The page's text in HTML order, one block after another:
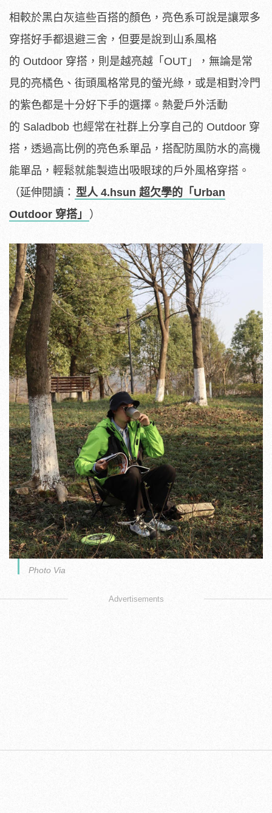
相較於黑白灰這些百搭的顏色，亮色系可說是讓眾多
穿搭好手都退避三舍，但要是說到山系風格
的 Outdoor 穿搭，則是越亮越「OUT」，無論是常
見的亮橘色、街頭風格常見的螢光綠，或是相對冷門
的紫色都是十分好下手的選擇。熱愛戶外活動
的 Saladbob 也經常在社群上分享自己的 Outdoor 穿
搭，透過高比例的亮色系單品，搭配防風防水的高機
能單品，輕鬆就能製造出吸眼球的戶外風格穿搭。
（延伸閱讀： 型人 4.hsun 超欠學的「Urban
Outdoor 穿搭」
）
Photo Via
Advertisements